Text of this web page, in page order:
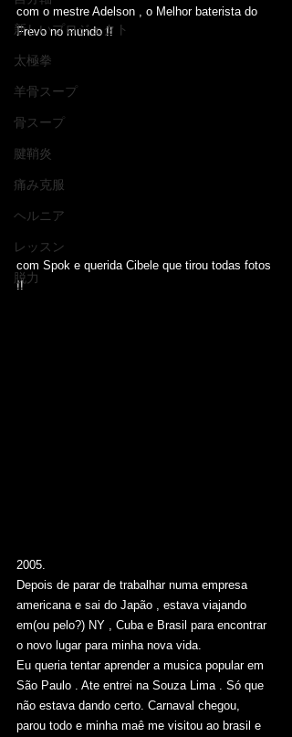
新しいプロジェクト
太極拳
羊骨スープ
骨スープ
腱鞘炎
痛み克服
ヘルニア
レッスン
脱力
com o mestre Adelson , o Melhor baterista do
Frevo no mundo !!
com Spok e querida Cibele que tirou todas fotos
!!
2005.
Depois de parar de trabalhar numa empresa
americana e sai do Japão , estava viajando
em(ou pelo?) NY , Cuba e Brasil para encontrar
o novo lugar para minha nova vida.
Eu queria tentar aprender a musica popular em
São Paulo . Ate entrei na Souza Lima . Só que
não estava dando certo. Carnaval chegou,
parou todo e minha maê me visitou ao brasil e